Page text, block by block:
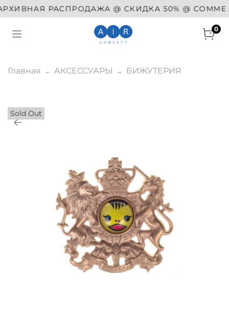
РАСПРОДАЖА @ СКИДКА 50% @ COMME DES
0
Главная АКСЕССУАРЫ БИЖУТЕРИЯ
Sold Out